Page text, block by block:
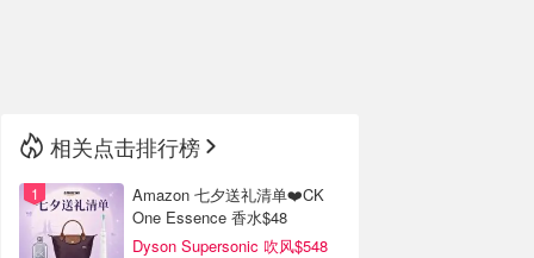
相关点击排行榜
Amazon 七夕送礼清单❤️CK
One Essence 香水$48
Dyson Supersonic 吹风$548